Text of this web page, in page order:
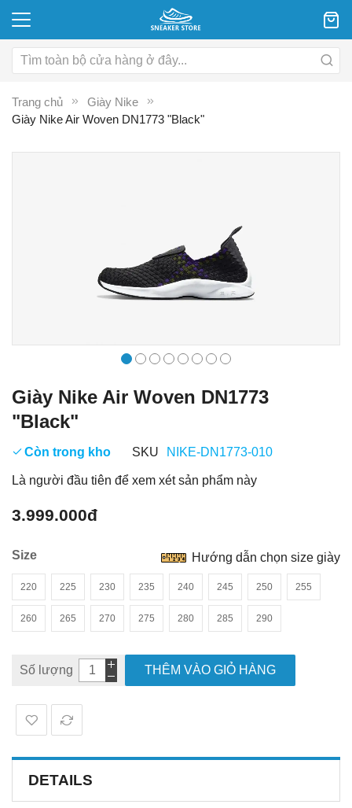
Trang chủ
Giày Nike
Giày Nike Air Woven DN1773 "Black"
Giày Nike Air Woven DN1773
"Black"
Còn trong kho SKU NIKE-DN1773-010
Là người đầu tiên để xem xét sản phẩm này
3.999.000đ
Size
220 225 230 235 240 245 250 255
260 265 270 275 280 285 290
Hướng dẫn chọn size giày
Số lượng THÊM VÀO GIỎ HÀNG
DETAILS